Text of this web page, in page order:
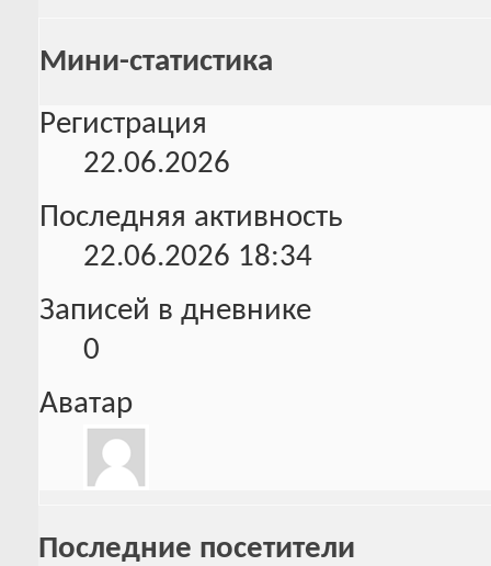
Мини-статистика
Регистрация
22.06.2026
Последняя активность
22.06.2026 18:34
Записей в дневнике
0
Аватар
Последние посетители